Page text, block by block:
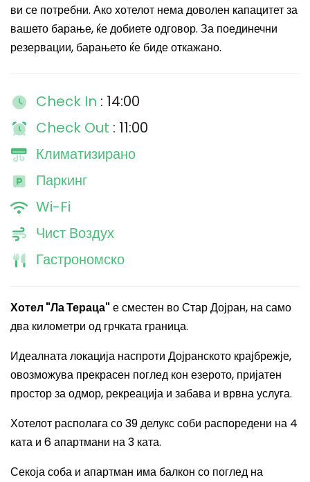
ви се потребни. Ако хотелот нема доволен капацитет за
вашето барање, ќе добиете одговор. За поединечни
резервации, барањето ќе биде откажано.
Check In : 14:00
Check Out : 11:00
Климатизирано
Паркинг
Wi-Fi
Чист Воздух
Гастрономско
Хотел "Ла Тераца" е сместен во Стар Дојран, на само
два километри од грчката граница.
Идеалната локација наспроти Дојранското крајбрежје,
овозможува прекрасен поглед кон езерото, пријатен
простор за одмор, рекреација и забава и врвна услуга.
Хотелот располага со 39 делукс соби распоредени на 4
ката и 6 апартмани на 3 ката.
Секоја соба и апартман има балкон со поглед на